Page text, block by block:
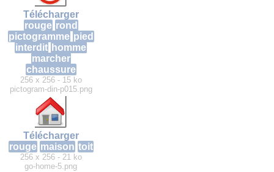
Télécharger
rouge rond
pictogramme pied
interdit homme
marcher
chaussure
256 x 256 - 15 ko
pictogram-din-p015.png
Télécharger
rouge maison toit
256 x 256 - 21 ko
go-home-5.png